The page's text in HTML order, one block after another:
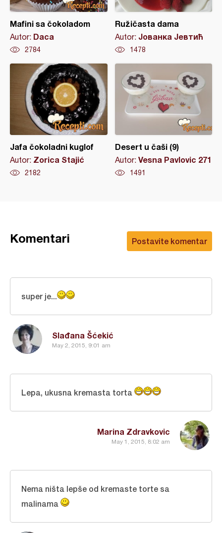
Mafini sa čokoladom
Autor: Daca
2784
Ružičasta dama
Autor: Јованка Јевтић
1478
Jafa čokoladni kuglof
Autor: Zorica Stajić
2182
Desert u čaši (9)
Autor: Vesna Pavlovic 271
1491
Postavite komentar
Komentari
Slađana Šćekić
May 2, 2015, 9:01 am
super je...
Marina Zdravkovic
May 1, 2015, 8:02 am
Lepa, ukusna kremasta torta
Nema ništa lepše od kremaste torte sa
malinama